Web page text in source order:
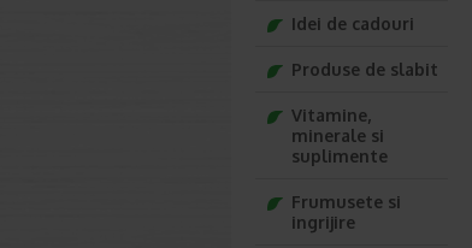
Idei de cadouri
Produse de slabit
Vitamine,
minerale si
suplimente
Frumusete si
ingrijire